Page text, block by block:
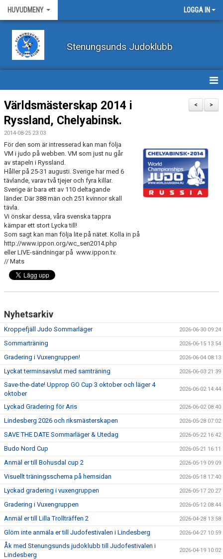
HUVUDMENY LOGGA IN
Stenungsunds Judoklubb
HEM
FÖRBUNDSNYHETER
BILDER
BÖRJA TRÄNA JUDO
BLI MEDLEM
VECKOSCHEMA
>
<
Världsmästerskap 2014 i
Ryssland, Chelyabinsk.
2014-08-25 23:03
För den som är intresserad kan man följa
VM i judo på webben. VM som just nu går
av stapeln i Ryssland.
Håller på 25-31 augusti. Sverige har med 6
tävlande, varav två tjejer och fyra killar.
Sverige är bara ett av 110 deltagande
länder. Där 388 män och 251 kvinnor skall
tävla.
Vi önskar dessa, våra svenska tappra
kämpar ett stort Lycka till!
Som sagt kan man följa lite på nätet. Kolla in på
http://www.ippon.org/wc_sen2014.php
eller LIVE-sändningar på www.ippon.tv.
// Mats
Nyhetsarkiv
Kroppefjäll Judo Sommarläger 2026-06-30 09:24
Sommarträning 2026-06-15 13:54
Gradering i Vuxengruppen! 2026-06-04 08:13
Lyckat terminsavslut med samträning 2026-06-03 21:39
Save-the-date! Upprop GO Cup 3 oktober och läger 4
oktober
2026-06-02 14:44
Lyckad Gradering för Aris 2026-06-02 08:40
Lindesberg 2026 och riksmästerskapen 2026-05-28 07:02
SAVE THE DATE Sommarläger & Utedag 2026-05-22 16:42
Budo Nord Cup 2026-05-21 16:11
Anmäl er till Bohusdal cup 2 2026-05-19 09:09
Visuellt träningsschema på hemsidan 2026-05-18 17:40
Lyckad gradering i vuxengruppen 2026-05-17 20:27
Gradering i Vuxengruppen 2026-05-12 08:44
Anmäl er till Lilla Trollträffen 2 2026-04-28 13:58
Glöm inte anmäla er till Judofestivalen i Lindesberg 2026-04-27 10:59
Åk med Stenungsunds judoklubb till Judofestivalen i
Lindesberg
2026-04-19 10:02